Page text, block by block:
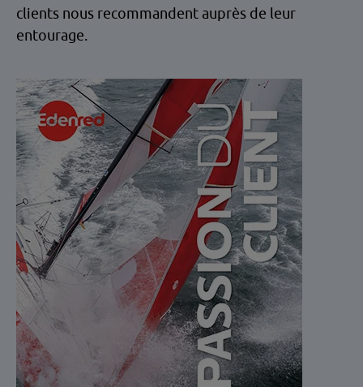
clients nous recommandent auprès de leur
entourage.